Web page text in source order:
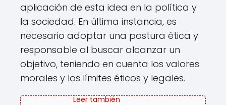
aplicación de esta idea en la política y
la sociedad. En última instancia, es
necesario adoptar una postura ética y
responsable al buscar alcanzar un
objetivo, teniendo en cuenta los valores
morales y los límites éticos y legales.